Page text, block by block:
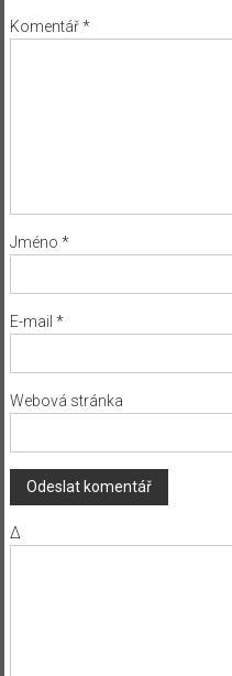
Komentář*
Jméno *
E-mail *
Webová stránka
Δ